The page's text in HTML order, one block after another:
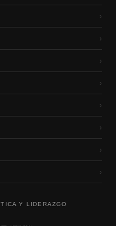
›
›
›
›
›
›
›
›
Y LIDERAZGO